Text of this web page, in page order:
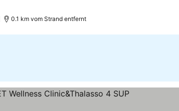
0.1 km vom Strand entfernt